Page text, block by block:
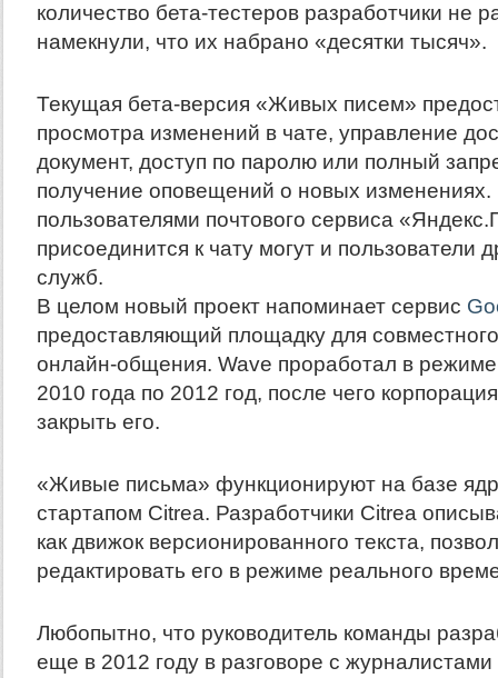
количество бета-тестеров разработчики не
намекнули, что их набрано «десятки тысяч».
Текущая бета-версия «Живых писем»
просмотра изменений в чате, управление
документ, доступ по паролю или полный
получение оповещений о новых изменениях.
пользователями почтового сервиса
присоединится к чату могут и пользователи
служб.
В целом новый проект напоминает сервис
предоставляющий площадку для
онлайн-общения. Wave проработал в режиме
2010 года по 2012 год, после чего
закрыть его.
«Живые письма» функционируют на базе
стартапом Citrea. Разработчики Citrea
как движок версионированного текста,
редактировать его в режиме реального
Любопытно, что руководитель команды
еще в 2012 году в разговоре с